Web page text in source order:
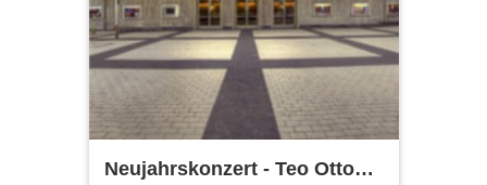
Neujahrskonzert - Teo Otto